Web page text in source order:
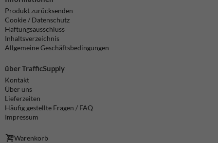
Produkt zurücksenden
Cookie / Datenschutz
Haftungsausschluss
Inhaltsverzeichnis
Allgemeine Geschäftsbedingungen
über TrafficSupply
Kontakt
Über uns
Lieferzeiten
Häufig gestellte Fragen / FAQ
Impressum
Warenkorb